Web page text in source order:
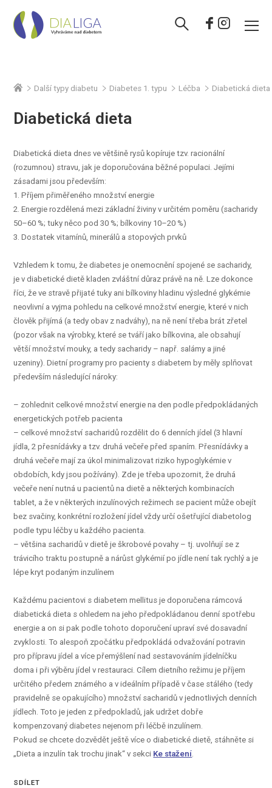
Další typy diabetu Diabetes 1. typu Léčba Diabetická dieta
Diabetická dieta
Diabetická dieta dnes ve většině rysů kopíruje tzv. racionální
(rozumnou) stravu, jak je doporučována běžné populaci. Jejími
zásadami jsou především:
1. Příjem přiměřeného množství energie
2. Energie rozdělená mezi základní živiny v určitém poměru (sacharidy
50–60 %; tuky něco pod 30 %; bílkoviny 10–20 %)
3. Dostatek vitamínů, minerálů a stopových prvků
Vzhledem k tomu, že diabetes je onemocnění spojené se sacharidy,
je v diabetické dietě kladen zvláštní důraz právě na ně. Lze dokonce
říci, že ve stravě přijaté tuky ani bílkoviny hladinu výsledné glykémie
neovlivní a vyjma pohledu na celkové množství energie, které v nich
člověk přijímá (a tedy obav z nadváhy), na ně není třeba brát zřetel
(pozor však na výrobky, které se tváří jako bílkovina, ale obsahují
větší množství mouky, a tedy sacharidy – např. salámy a jiné
uzeniny). Dietní programy pro pacienty s diabetem by měly splňovat
především následující nároky:
– zohlednit celkové množství energie na den podle předpokládaných
energetických potřeb pacienta
– celkové množství sacharidů rozdělit do 6 denních jídel (3 hlavní
jídla, 2 přesnídávky a tzv. druhá večeře před spaním. Přesnídávky a
druhá večeře mají za úkol minimalizovat riziko hypoglykémie v
obdobích, kdy jsou požívány). Zde je třeba upozornit, že druhá
večeře není nutná u pacientů na dietě a některých kombinacích
tablet, a že v některých inzulínových režimech se pacient může obejít
bez svačiny, konkrétní rozložení jídel vždy určí ošetřující diabetolog
podle typu léčby u každého pacienta.
– většina sacharidů v dietě je škrobové povahy – tj. uvolňují se z
trávicího traktu postupně a nárůst glykémií po jídle není tak rychlý a je
lépe kryt podaným inzulínem
Každému pacientovi s diabetem mellitus je doporučena rámcová
diabetická dieta s ohledem na jeho předpokládanou denní spotřebu
energie a on si pak podle tohoto doporučení upraví své dosavadní
zvyklosti. To alespoň zpočátku předpokládá odvažování potravin
pro přípravu jídel a více přemýšlení nad sestavováním jídelníčku
doma i při výběru jídel v restauraci. Cílem dietního režimu je příjem
určitého předem známého a v ideálním případě v čase stálého (tedy
pravidelně se opakujícího) množství sacharidů v jednotlivých denních
jídlech. Toto je jeden z předpokladů, jak udržet dobře
kompenzovaný diabetes nejenom při léčbě inzulínem.
Pokud se chcete dozvědět ještě více o diabetické dietě, stáhněte si
„Dieta a inzulín tak trochu jinak“ v sekci Ke stažení
SDÍLET